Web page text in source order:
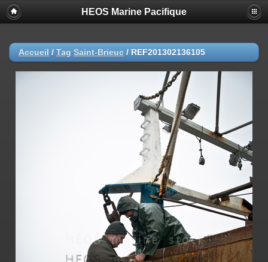
HEOS Marine Pacifique
Accueil / Tag Saint-Brieuc / REF201302136105